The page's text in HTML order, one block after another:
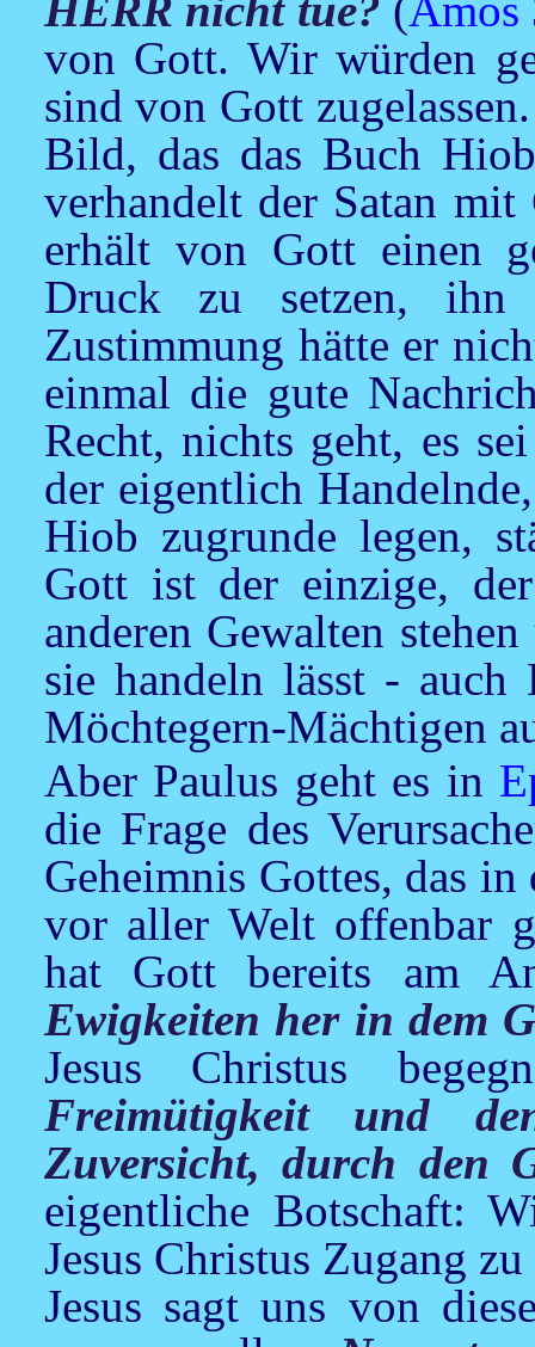
HERR nicht tue? (Amos
von Gott. Wir würden
sind von Gott
Bild, das das Buch
verhandelt der Satan
erhält von Gott einen
Druck zu setzen, ihn
Zustimmung hätte er
einmal die gute
Recht, nichts geht, es
der eigentlich
Hiob zugrunde legen,
Gott ist der einzige,
anderen Gewalten
sie handeln lässt -
Möchtegern-Mächtigen
Aber Paulus geht es in
die Frage des
Geheimnis Gottes, das
vor aller Welt offenbar
hat Gott bereits am
Ewigkeiten her in dem
Jesus Christus
Freimütigkeit und
Zuversicht, durch den
eigentliche Botschaft:
Jesus Christus Zugang
Jesus sagt uns von